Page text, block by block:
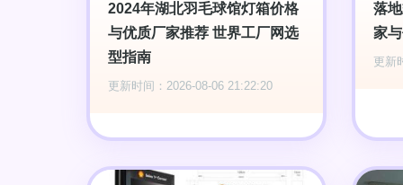
2024年湖北羽毛球馆灯箱价格
与优质厂家推荐 世界工厂网选
型指南
更新时间：2026-08-06 21:22:20
落
家
更新